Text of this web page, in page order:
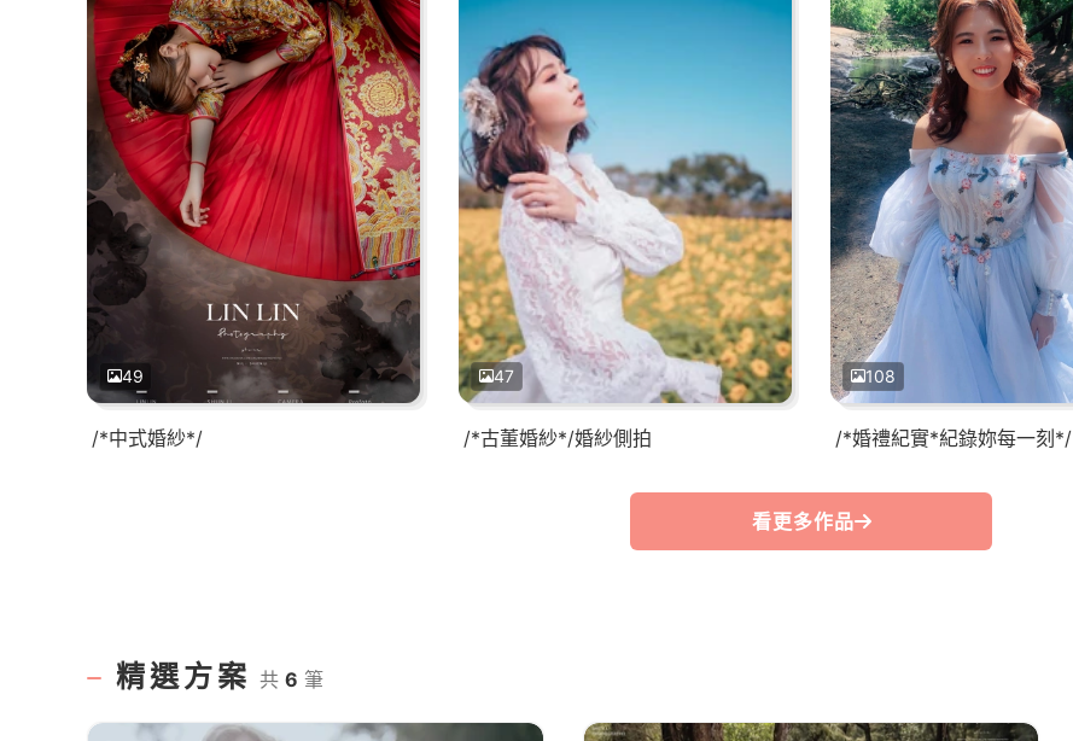
49
/*中式婚紗*/
47
/*古董婚紗*/婚紗側拍
108
/*婚禮紀實*紀錄妳每一刻*/
看更多作品
精選方案 共 6 筆